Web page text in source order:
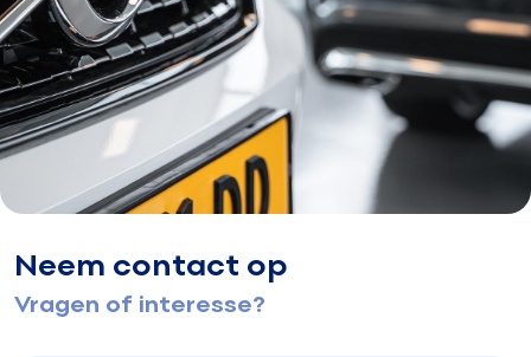
Neem contact op
Vragen of interesse?